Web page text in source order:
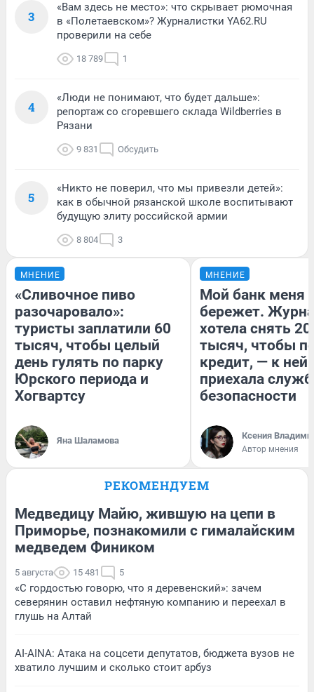
3
«Вам здесь не место»: что скрывает рюмочная
в «Полетаевском»? Журналистки YA62.RU
проверили на себе
18 789 1
4
«Люди не понимают, что будет дальше»:
репортаж со сгоревшего склада Wildberries в
Рязани
9 831 Обсудить
5
«Никто не поверил, что мы привезли детей»:
как в обычной рязанской школе воспитывают
будущую элиту российской армии
8 804 3
МНЕНИЕ
«Сливочное пиво
разочаровало»:
туристы заплатили 60
тысяч, чтобы целый
день гулять по парку
Юрского периода и
Хогвартсу
Яна Шаламова
МНЕНИЕ
Мой банк меня
бережет.
хотела снять
тысяч, чтобы
кредит, — к
приехала
безопасности
Ксения
Автор мнения
РЕКОМЕНДУЕМ
Медведицу Майю, жившую на цепи в
Приморье, познакомили с гималайским
медведем Фиником
5 августа 15 481 5
«С гордостью говорю, что я деревенский»: зачем
северянин оставил нефтяную компанию и переехал в
глушь на Алтай
AI-AINA: Атака на соцсети депутатов, бюджета вузов не
хватило лучшим и сколько стоит арбуз